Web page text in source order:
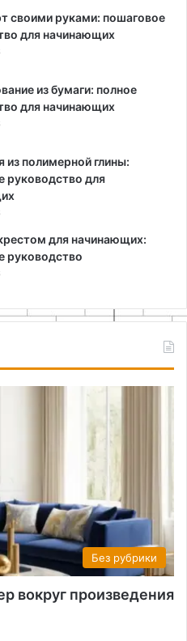
своими руками: пошаговое
для начинающих
из бумаги: полное
для начинающих
из полимерной глины:
руководство для
для начинающих:
руководство
Без рубрики
вокруг произведения